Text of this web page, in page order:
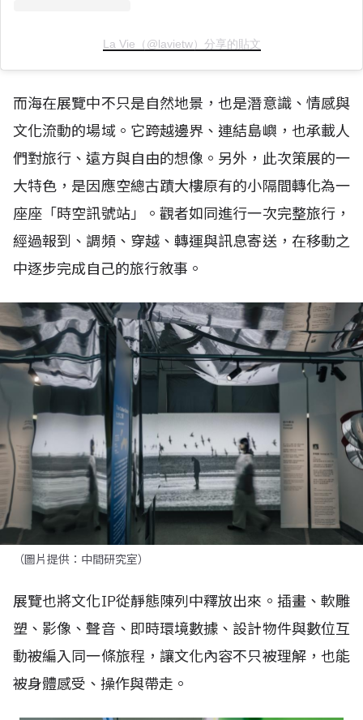
文化流動的場域。它跨越邊界、連結島嶼，也承載人
們對旅行、遠方與自由的想像。另外，此次策展的一
大特色，是因應空總古蹟大樓原有的小隔間轉化為一
座座「時空訊號站」。觀者如同進行一次完整旅行，
經過報到、調頻、穿越、轉運與訊息寄送，在移動之
中逐步完成自己的旅行敘事。
（圖片提供：中間研究室）
塑、影像、聲音、即時環境數據、設計物件與數位互
動被編入同一條旅程，讓文化內容不只被理解，也能
被身體感受、操作與帶走。